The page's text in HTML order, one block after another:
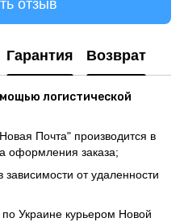
отзыв
Гарантия Возврат
логистической
Почта" производится в
оформления заказа;
от удаленности
Украине курьером Новой